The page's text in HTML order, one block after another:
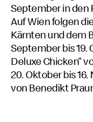
September in den
Auf Wien folgen
Kärnten und dem
September bis 19.
Deluxe Chicken“
20. Oktober bis
von Benedikt